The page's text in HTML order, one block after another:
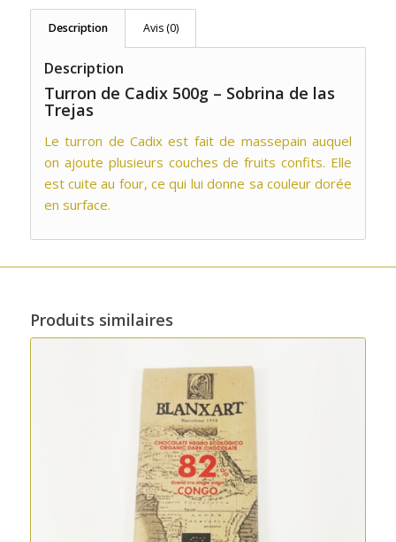
Description Avis (0)
Description
Turron de Cadix 500g – Sobrina de las
Trejas
Le turron de Cadix est fait de massepain auquel
on ajoute plusieurs couches de fruits confits. Elle
est cuite au four, ce qui lui donne sa couleur dorée
en surface.
Produits similaires